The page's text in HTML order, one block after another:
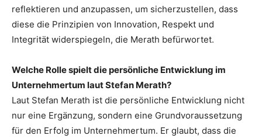
reflektieren und anzupassen, um sicherzustellen, dass
diese die Prinzipien von Innovation, Respekt und
Integrität widerspiegeln, die Merath befürwortet.
Welche Rolle spielt die persönliche Entwicklung im
Unternehmertum laut Stefan Merath?
Laut Stefan Merath ist die persönliche Entwicklung nicht
nur eine Ergänzung, sondern eine Grundvoraussetzung
für den Erfolg im Unternehmertum. Er glaubt, dass die